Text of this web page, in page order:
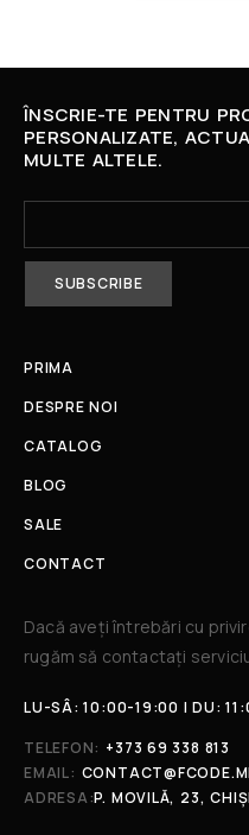
ÎNSCRIE-TE PENTRU
PERSONALIZATE,
MULTE ALTELE.
PRIMA
DESPRE NOI
CATALOG
BLOG
SALE
CONTACT
Dacă aveți întrebări cu
rugăm să contactați
LU-SÂ: 10:00-19:00 | DU:
TELEFON: +373 69 338 813
EMAIL:
ADRESA:P. MOVILĂ, 23,